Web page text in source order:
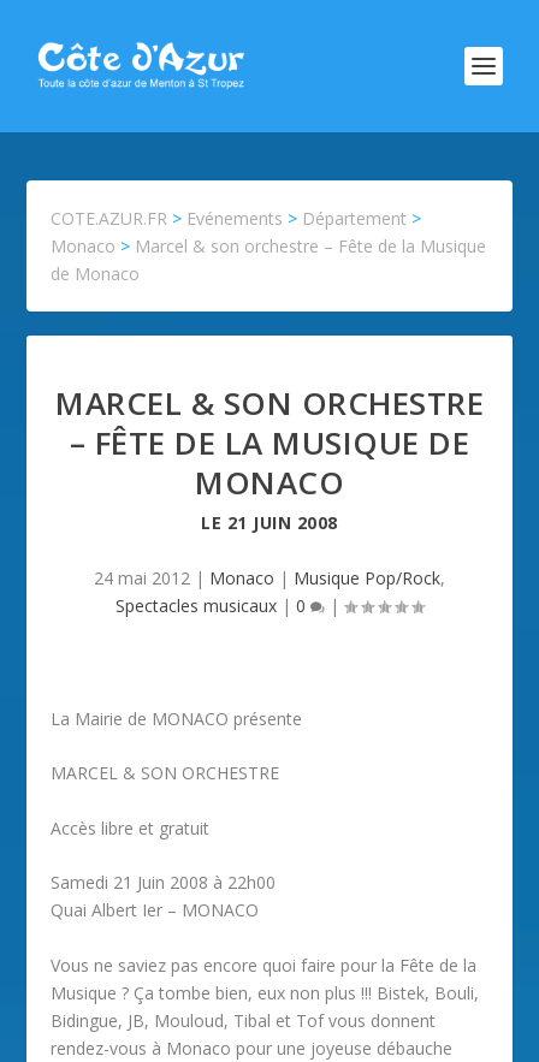
COTE.AZUR.FR > Evénements > Département >
Monaco > Marcel & son orchestre – Fête de la Musique
de Monaco
MARCEL & SON ORCHESTRE
– FÊTE DE LA MUSIQUE DE
MONACO
LE 21 JUIN 2008
24 mai 2012 | Monaco | Musique Pop/Rock,
Spectacles musicaux | 0 |
La Mairie de MONACO présente
MARCEL & SON ORCHESTRE
Accès libre et gratuit
Samedi 21 Juin 2008 à 22h00
Quai Albert Ier – MONACO
Vous ne saviez pas encore quoi faire pour la Fête de la
Musique ? Ça tombe bien, eux non plus !!! Bistek, Bouli,
Bidingue, JB, Mouloud, Tibal et Tof vous donnent
rendez-vous à Monaco pour une joyeuse débauche